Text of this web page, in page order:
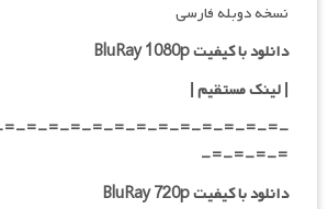
نسخه دوبله فارسی
دانلود با کیفیت BluRay 1080p
|لینک مستقیم |
=-=-=-=-=-=-=-=-=-=-=-=-
=-=-=-=-
دانلود با کیفیت BluRay 720p